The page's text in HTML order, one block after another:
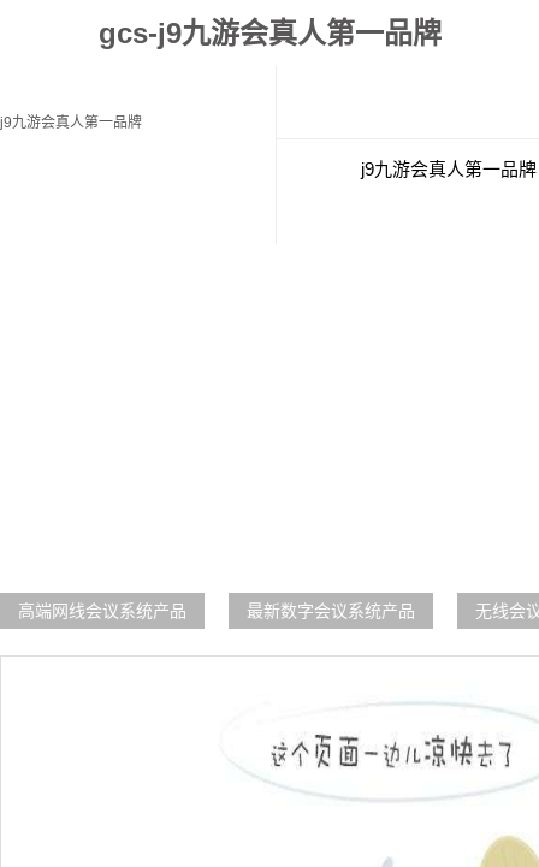
gcs-j9九游会真人第一品牌
j9九游会真人第一品牌
j9九游会真人第一品牌
高端网线会议系统产品 最新数字会议系统产品 无线会